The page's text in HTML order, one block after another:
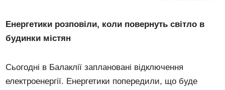
Енергетики розповіли, коли повернуть світло в
будинки містян
Сьогодні в Балаклії заплановані відключення
електроенергії. Енергетики попередили, що буде